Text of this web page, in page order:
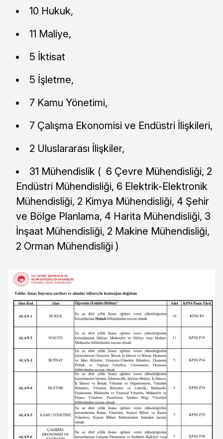
10 Hukuk,
11 Maliye,
5 İktisat
5 İşletme,
7 Kamu Yönetimi,
7 Çalışma Ekonomisi ve Endüstri İlişkileri,
2 Uluslararası İlişkiler,
31 Mühendislik ( 6 Çevre Mühendisliği, 2
Endüstri Mühendisliği, 6 Elektrik-Elektronik
Mühendisliği, 2 Kimya Mühendisliği, 4 Şehir
ve Bölge Planlama, 4 Harita Mühendisliği, 3
İnşaat Mühendisliği, 2 Makine Mühendisliği,
2 Orman Mühendisliği )